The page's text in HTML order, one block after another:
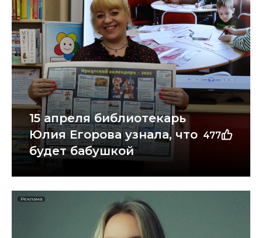
15 апреля библиотекарь
Юлия Егорова узнала, что
будет бабушкой
477
Реклама